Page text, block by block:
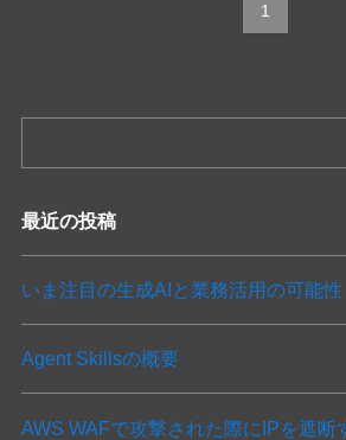
1
最近の投稿
いま注目の生成AIと業務活用の可能性
Agent Skillsの概要
AWS WAFで攻撃された際にIPを遮断